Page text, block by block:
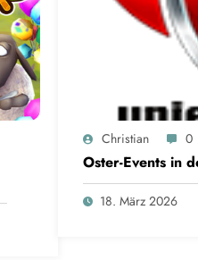
Christian 0
Oster-Events in
18. März 2026